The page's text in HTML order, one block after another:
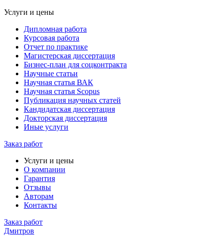
Услуги и цены
Дипломная работа
Курсовая работа
Отчет по практике
Магистерская диссертация
Бизнес-план для соцконтракта
Научные статьи
Научная статья ВАК
Научная статья Scopus
Публикация научных статей
Кандидатская диссертация
Докторская диссертация
Иные услуги
Заказ работ
Услуги и цены
О компании
Гарантия
Отзывы
Авторам
Контакты
Заказ работ
Дмитров